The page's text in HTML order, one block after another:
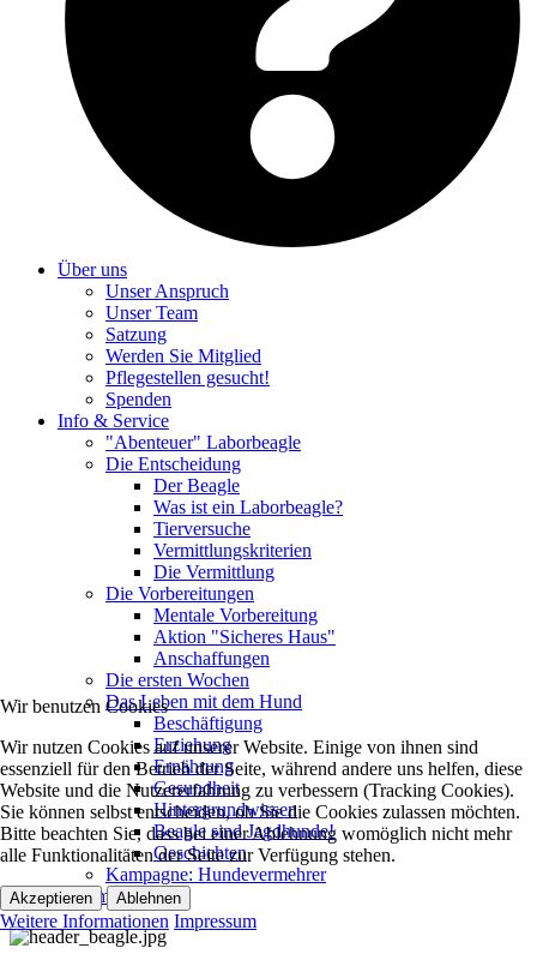
Über uns
Unser Anspruch
Unser Team
Satzung
Werden Sie Mitglied
Pflegestellen gesucht!
Spenden
Info & Service
"Abenteuer" Laborbeagle
Die Entscheidung
Der Beagle
Was ist ein Laborbeagle?
Tierversuche
Vermittlungskriterien
Die Vermittlung
Die Vorbereitungen
Mentale Vorbereitung
Aktion "Sicheres Haus"
Anschaffungen
Die ersten Wochen
Das Leben mit dem Hund
Beschäftigung
Erziehung
Ernährung
Gesundheit
Hintergrundwissen
Beagle sind Jagdhunde!
Geschichten
Kampagne: Hundevermehrer
Kolumnen
Wir benutzen Cookies
Wir nutzen Cookies auf unserer Website. Einige von ihnen sind
essenziell für den Betrieb der Seite, während andere uns helfen, diese
Website und die Nutzererfahrung zu verbessern (Tracking Cookies).
Sie können selbst entscheiden, ob Sie die Cookies zulassen möchten.
Bitte beachten Sie, dass bei einer Ablehnung womöglich nicht mehr
alle Funktionalitäten der Seite zur Verfügung stehen.
Akzeptieren Ablehnen
Weitere Informationen Impressum